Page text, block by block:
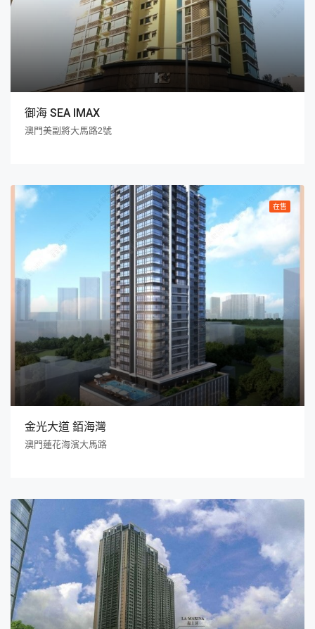
御海 SEA IMAX
澳門美副將大馬路2號
在售
金光大道 銆海灣
澳門蓮花海濱大馬路